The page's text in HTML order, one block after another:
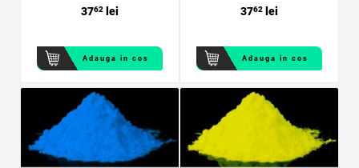
3762 lei
Adauga in cos
3762 lei
Adauga in cos